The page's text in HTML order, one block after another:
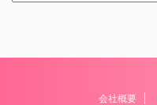
会社概要